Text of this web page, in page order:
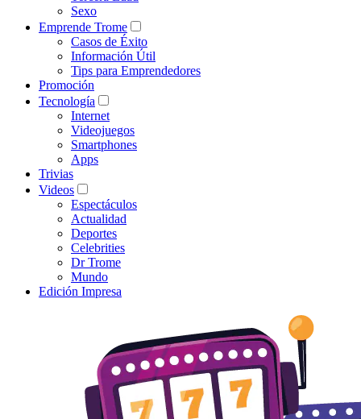
Sexo
Emprende Trome
Casos de Éxito
Información Útil
Tips para Emprendedores
Promoción
Tecnología
Internet
Videojuegos
Smartphones
Apps
Trivias
Videos
Espectáculos
Actualidad
Deportes
Celebrities
Dr Trome
Mundo
Edición Impresa